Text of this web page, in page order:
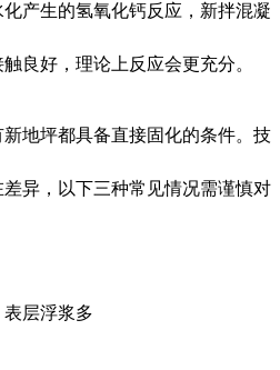
产生的氢氧化钙反应，新拌混凝
良好，理论上反应会更充分。
地坪都具备直接固化的条件。技
异，以下三种常见情况需谨慎对
层浮浆多